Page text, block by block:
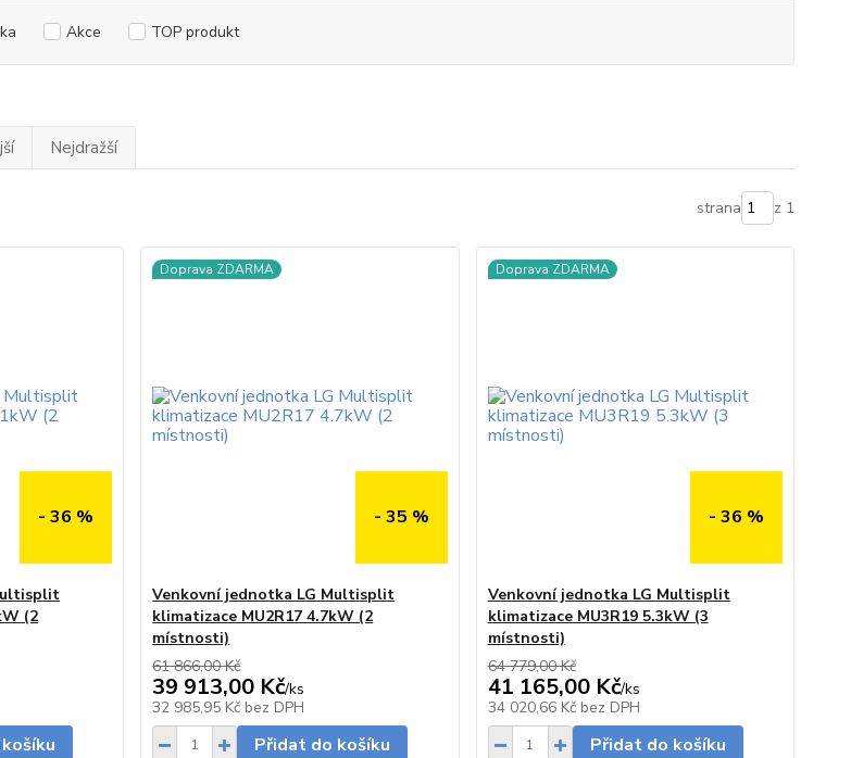
Akce TOP produkt
Nejdražší
strana z 1
- 36 %
(2
Doprava ZDARMA
- 35 %
Venkovní jednotka LG Multisplit
klimatizace MU2R17 4.7kW (2
místnosti)
61 866,00 Kč
39 913,00 Kč/ks
32 985,95 Kč bez DPH
Přidat do košíku
Doprava ZDARMA
- 36 %
Venkovní jednotka LG Multisplit
klimatizace MU3R19 5.3kW (3
místnosti)
64 779,00 Kč
41 165,00 Kč/ks
34 020,66 Kč bez DPH
Přidat do košíku